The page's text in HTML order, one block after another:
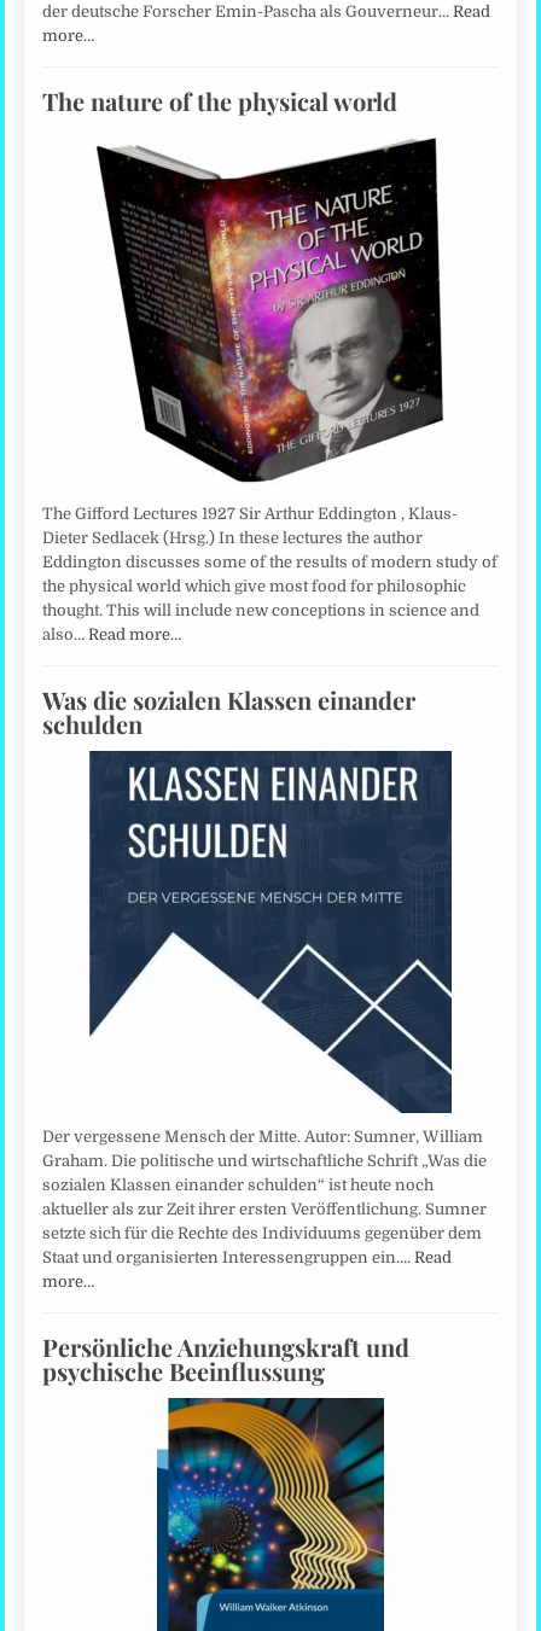
der deutsche Forscher Emin-Pascha als Gouverneur…Read
more…
The nature of the physical world
The Gifford Lectures 1927 Sir Arthur Eddington , Klaus-
Dieter Sedlacek (Hrsg.) In these lectures the author
Eddington discusses some of the results of modern study of
the physical world which give most food for philosophic
thought. This will include new conceptions in science and
also…Read more…
Was die sozialen Klassen einander
schulden
Der vergessene Mensch der Mitte. Autor: Sumner, William
Graham. Die politische und wirtschaftliche Schrift „Was die
sozialen Klassen einander schulden“ ist heute noch
aktueller als zur Zeit ihrer ersten Veröffentlichung. Sumner
setzte sich für die Rechte des Individuums gegenüber dem
Staat und organisierten Interessengruppen ein.…Read
more…
Persönliche Anziehungskraft und
psychische Beeinflussung